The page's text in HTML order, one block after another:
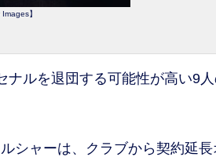
】
ルを退団する可能性が高い9人
シャーは、クラブから契約延長